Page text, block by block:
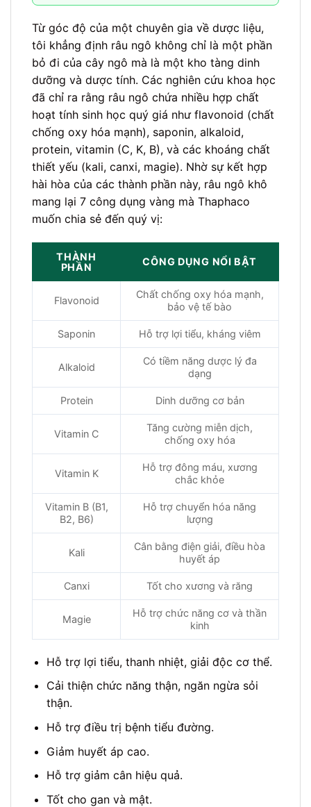
Từ góc độ của một chuyên gia về dược liệu,
tôi khẳng định râu ngô không chỉ là một phần
bỏ đi của cây ngô mà là một kho tàng dinh
dưỡng và dược tính. Các nghiên cứu khoa học
đã chỉ ra rằng râu ngô chứa nhiều hợp chất
hoạt tính sinh học quý giá như flavonoid (chất
chống oxy hóa mạnh), saponin, alkaloid,
protein, vitamin (C, K, B), và các khoáng chất
thiết yếu (kali, canxi, magie). Nhờ sự kết hợp
hài hòa của các thành phần này, râu ngô khô
mang lại 7 công dụng vàng mà Thaphaco
muốn chia sẻ đến quý vị:
THÀNH
PHẦN
CÔNG DỤNG NỔI BẬT
Flavonoid
Chất chống oxy hóa mạnh,
bảo vệ tế bào
Saponin Hỗ trợ lợi tiểu, kháng viêm
Alkaloid
Có tiềm năng dược lý đa
dạng
Protein Dinh dưỡng cơ bản
Vitamin C
Tăng cường miễn dịch,
chống oxy hóa
Vitamin K
Hỗ trợ đông máu, xương
chắc khỏe
Vitamin B (B1,
B2, B6)
Hỗ trợ chuyển hóa năng
lượng
Kali
Cân bằng điện giải, điều hòa
huyết áp
Canxi Tốt cho xương và răng
Magie
Hỗ trợ chức năng cơ và thần
kinh
Hỗ trợ lợi tiểu, thanh nhiệt, giải độc cơ thể.
Cải thiện chức năng thận, ngăn ngừa sỏi
thận.
Hỗ trợ điều trị bệnh tiểu đường.
Giảm huyết áp cao.
Hỗ trợ giảm cân hiệu quả.
Tốt cho gan và mật.